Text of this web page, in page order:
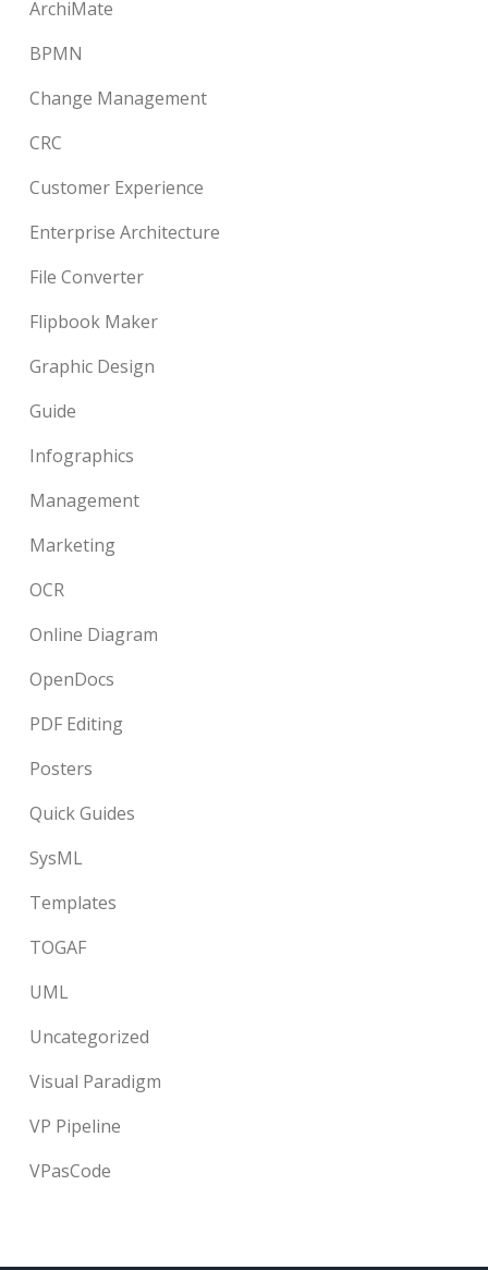
ArchiMate
BPMN
Change Management
CRC
Customer Experience
Enterprise Architecture
File Converter
Flipbook Maker
Graphic Design
Guide
Infographics
Management
Marketing
OCR
Online Diagram
OpenDocs
PDF Editing
Posters
Quick Guides
SysML
Templates
TOGAF
UML
Uncategorized
Visual Paradigm
VP Pipeline
VPasCode